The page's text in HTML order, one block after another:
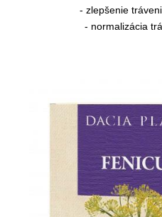
- zlepšenie
- normalizácia